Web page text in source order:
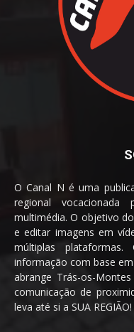
O Canal N é uma
regional
multimédia. O objetivo
e editar imagens em
múltiplas
informação com base
abrange Trás-os-
comunicação de
leva até si a SUA REGIÃO!